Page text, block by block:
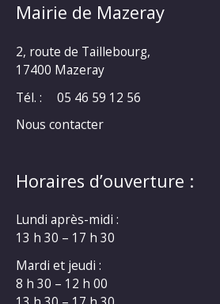
Mairie de Mazeray
2, route de Taillebourg,
17400 Mazeray
Tél. :
05 46 59 12 56
Nous contacter
Horaires d’ouverture :
Lundi après-midi :
13 h 30 – 17 h 30
Mardi et jeudi :
8 h 30 – 12 h 00